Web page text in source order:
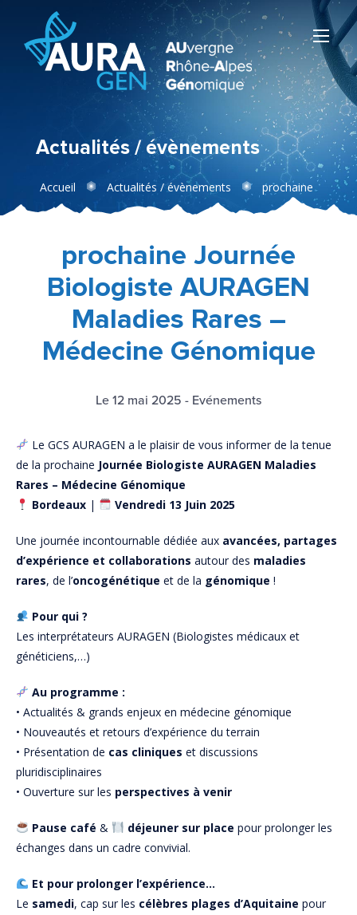
Actualités / évènements
Accueil Actualités / évènements
prochaine
Journée Biologiste AURAGEN Maladies Rares –
Médecine Génomique
prochaine Journée
Biologiste AURAGEN
Maladies Rares –
Médecine Génomique
Le 12 mai 2025 - Evénements
Le GCS AURAGEN a le plaisir de vous informer de la tenue
de la prochaine Journée Biologiste AURAGEN Maladies
Rares – Médecine Génomique
Bordeaux| Vendredi 13 Juin 2025
Une journée incontournable dédiée aux avancées, partages
d’expérience et collaborations autour des maladies
rares, de l’oncogénétique et de la génomique !
Pour qui ?
Les interprétateurs AURAGEN (Biologistes médicaux et
généticiens,…)
Au programme :
• Actualités & grands enjeux en médecine génomique
• Nouveautés et retours d’expérience du terrain
• Présentation de cas cliniques et discussions
pluridisciplinaires
• Ouverture sur les perspectives à venir
Pause café & déjeuner sur place pour prolonger les
échanges dans un cadre convivial.
Et pour prolonger l’expérience…
Le samedi, cap sur les célèbres plages d’Aquitaine pour